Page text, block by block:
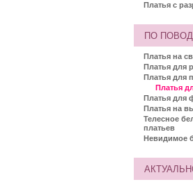
Платья с
ПО
Платья на
Платья для
Платья для
Платья
Платья для
Платья на
Телесное
платьев
Невидимое